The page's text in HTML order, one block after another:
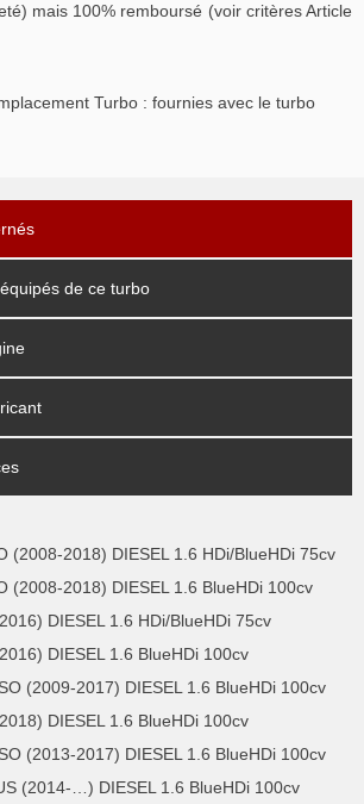
mais 100% remboursé (voir critères Article
Turbo : fournies avec le turbo
de ce turbo
(2008-2018) DIESEL 1.6 HDi/BlueHDi 75cv
(2008-2018) DIESEL 1.6 BlueHDi 100cv
DIESEL 1.6 HDi/BlueHDi 75cv
DIESEL 1.6 BlueHDi 100cv
(2009-2017) DIESEL 1.6 BlueHDi 100cv
DIESEL 1.6 BlueHDi 100cv
(2013-2017) DIESEL 1.6 BlueHDi 100cv
(2014-…) DIESEL 1.6 BlueHDi 100cv